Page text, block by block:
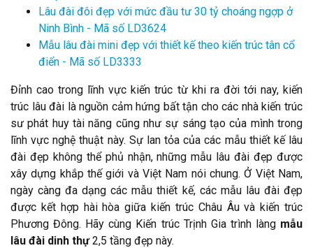
Lâu đài đôi đẹp với mức đầu tư 30 tỷ choáng ngợp ở
Ninh Bình - Mã số LD3624
Mẫu lâu đài mini đẹp với thiết kế theo kiến trúc tân cổ
điển - Mã số LD3333
Đỉnh cao trong lĩnh vực kiến trúc từ khi ra đời tới nay, kiến
trúc lâu đài là nguồn cảm hứng bất tận cho các nhà kiến trúc
sư phát huy tài năng cũng như sự sáng tạo của mình trong
lĩnh vực nghệ thuật này. Sự lan tỏa của các mẫu thiết kế lâu
đài đẹp không thể phủ nhận, những mẫu lâu đài đẹp được
xây dựng khắp thế giới và Việt Nam nói chung. Ở Việt Nam,
ngày càng đa dạng các mẫu thiết kế, các mẫu lâu đài đẹp
được kết hợp hài hòa giữa kiến trúc Châu Âu và kiến trúc
Phương Đông. Hãy cùng Kiến trúc Trịnh Gia trình làng mẫu
lâu đài dinh thự2,5 tầng đẹp này.